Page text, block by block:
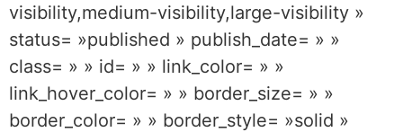
visibility,medium-visibility,large-visibility »
status= »published » publish_date= » »
class= » » id= » » link_color= » »
link_hover_color= » » border_size= » »
border_color= » » border_style= »solid »